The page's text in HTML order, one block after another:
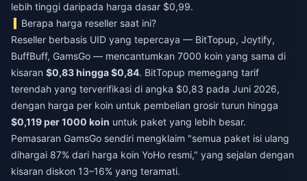
lebih tinggi daripada harga dasar $0,99.
Berapa harga reseller saat ini?
Reseller berbasis UID yang tepercaya — BitTopup, Joytify,
BuffBuff, GamsGo — mencantumkan 7000 koin yang sama di
kisaran $0,83 hingga $0,84. BitTopup memegang tarif
terendah yang terverifikasi di angka $0,83 pada Juni 2026,
dengan harga per koin untuk pembelian grosir turun hingga
$0,119 per 1000 koin untuk paket yang lebih besar.
Pemasaran GamsGo sendiri mengklaim "semua paket isi ulang
dihargai 87% dari harga koin YoHo resmi," yang sejalan dengan
kisaran diskon 13–16% yang teramati.